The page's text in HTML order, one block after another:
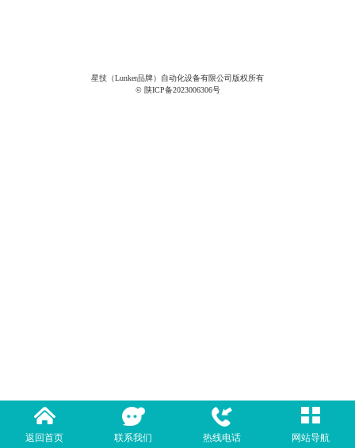
星技（Lunker品牌）自动化设备有限公司版权所有
© 陕ICP备2023006306号
返回首页 联系我们 热线电话 网站导航